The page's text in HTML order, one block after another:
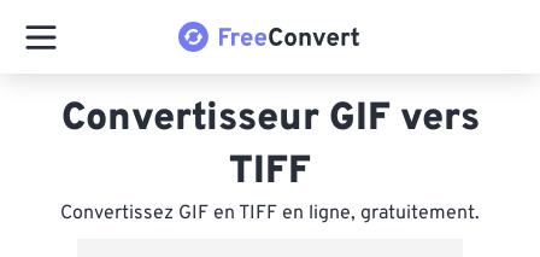
Convertisseur GIF vers
TIFF
Convertissez GIF en TIFF en ligne, gratuitement.